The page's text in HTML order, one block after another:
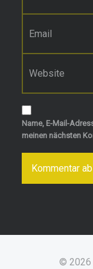
Website
Name, E-Mail-
meinen nächsten
© 2026